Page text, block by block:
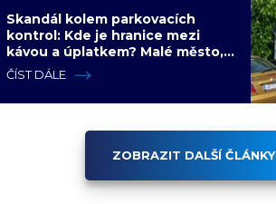
Skandál kolem parkovacích
kontrol: Kde je hranice mezi
kávou a úplatkem? Malé město,
malá výhoda, velký problém
ČÍST DÁLE
ZOBRAZIT DALŠÍ ČLÁNKY